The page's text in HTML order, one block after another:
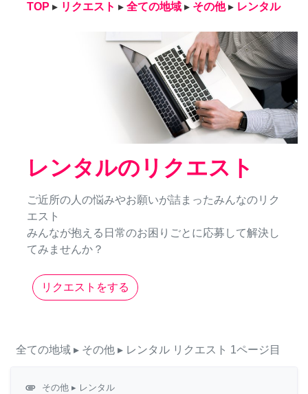
TOP ▸ リクエスト ▸ 全ての地域 ▸ その他 ▸ レンタル
レンタルのリクエスト
ご近所の人の悩みやお願いが詰まったみんなのリク
エスト
みんなが抱える日常のお困りごとに応募して解決し
てみませんか？
リクエストをする
全ての地域 ▸ その他 ▸ レンタル リクエスト 1ページ目
attachment その他 ▸ レンタル